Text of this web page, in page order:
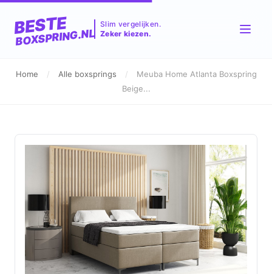
BESTE
BOXSPRING.NL
Slim vergelijken.
Zeker kiezen.
Home / Alle boxsprings /
Meuba Home Atlanta Boxspring
Beige...